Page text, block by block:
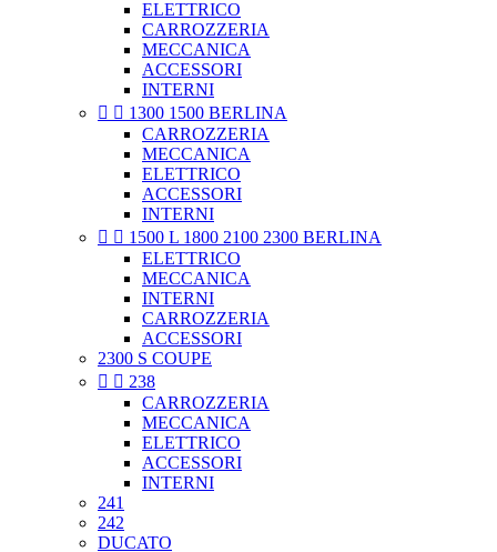
ELETTRICO
CARROZZERIA
MECCANICA
ACCESSORI
INTERNI
  1300 1500 BERLINA
CARROZZERIA
MECCANICA
ELETTRICO
ACCESSORI
INTERNI
  1500 L 1800 2100 2300 BERLINA
ELETTRICO
MECCANICA
INTERNI
CARROZZERIA
ACCESSORI
2300 S COUPE
  238
CARROZZERIA
MECCANICA
ELETTRICO
ACCESSORI
INTERNI
241
242
DUCATO